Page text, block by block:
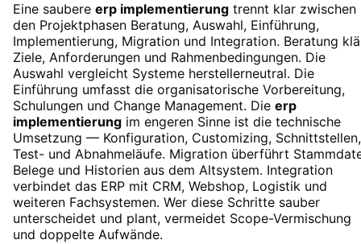
Eine saubere erp implementierung trennt klar zwischen
den Projektphasen Beratung, Auswahl, Einführung,
Implementierung, Migration und Integration. Beratung
Ziele, Anforderungen und Rahmenbedingungen. Die
Auswahl vergleicht Systeme herstellerneutral. Die
Einführung umfasst die organisatorische Vorbereitung,
Schulungen und Change Management. Die erp
implementierung im engeren Sinne ist die technische
Umsetzung — Konfiguration, Customizing, Schnittstellen,
Test- und Abnahmeläufe. Migration überführt
Belege und Historien aus dem Altsystem. Integration
verbindet das ERP mit CRM, Webshop, Logistik und
weiteren Fachsystemen. Wer diese Schritte sauber
unterscheidet und plant, vermeidet Scope-Vermischung
und doppelte Aufwände.